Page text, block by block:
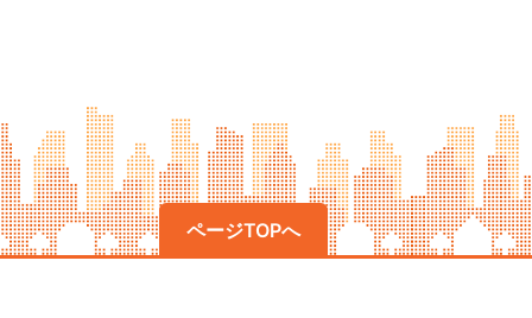
ページTOPへ